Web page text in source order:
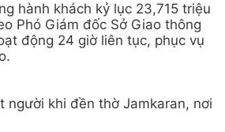
hành khách kỷ lục 23,715 triệu
Phó Giám đốc Sở Giao thông
động 24 giờ liên tục, phục vụ
người khi đền thờ Jamkaran, nơi